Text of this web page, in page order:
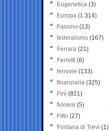
Eugenetica (3)
Europa (1.314)
Fassino (13)
federalismo (167)
Ferrara (21)
Ferretti (6)
ferrovie (133)
finanziaria (325)
Fini (821)
fioriere (5)
Fitto (27)
Fontana di Trevi (1)